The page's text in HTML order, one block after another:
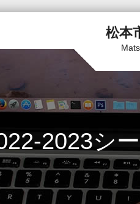
松本
2023シ